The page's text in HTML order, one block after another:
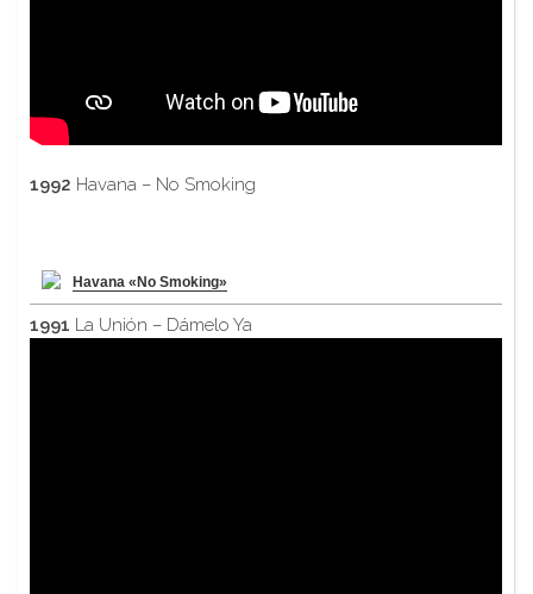
1992 Havana – No Smoking
Havana «No Smoking»
1991 La Unión – Dámelo Ya